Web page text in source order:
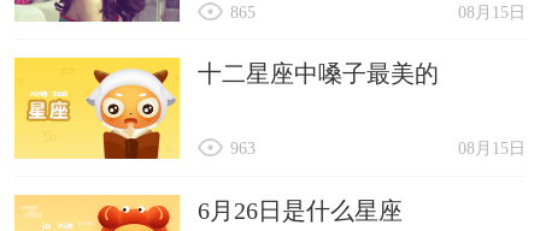
08月15日
865
十二星座中嗓子最美的
08月15日
963
6月26日是什么星座